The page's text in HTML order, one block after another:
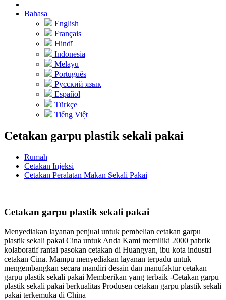
Bahasa
English
Français
Hindī
Indonesia
Melayu
Português
Русский язык
Español
Türkçe
Tiếng Việt
Cetakan garpu plastik sekali pakai
Rumah
Cetakan Injeksi
Cetakan Peralatan Makan Sekali Pakai
Cetakan garpu plastik sekali pakai
Menyediakan layanan penjual untuk pembelian cetakan garpu
plastik sekali pakai Cina untuk Anda Kami memiliki 2000 pabrik
kolaboratif rantai pasokan cetakan di Huangyan, ibu kota industri
cetakan Cina. Mampu menyediakan layanan terpadu untuk
mengembangkan secara mandiri desain dan manufaktur cetakan
garpu plastik sekali pakai Memberikan yang terbaik -Cetakan garpu
plastik sekali pakai berkualitas Produsen cetakan garpu plastik sekali
pakai terkemuka di China